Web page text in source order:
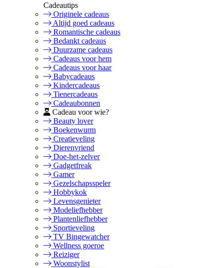
Cadeautips
Originele cadeaus
Altijd goed cadeaus
Romantische cadeaus
Bedankt cadeaus
Duurzame cadeaus
Cadeaus voor hem
Cadeaus voor haar
Babycadeaus
Kindercadeaus
Tienercadeaus
Cadeaubonnen
Cadeau voor wie?
Beauty lover
Boekenwurm
Creatieveling
Dierenvriend
Doe-het-zelver
Gadgetfreak
Gamer
Gezelschapsspeler
Hobbykok
Levensgenieter
Modeliefhebber
Plantenliefhebber
Sportieveling
TV Bingewatcher
Wellness goeroe
Reiziger
Woonstylist